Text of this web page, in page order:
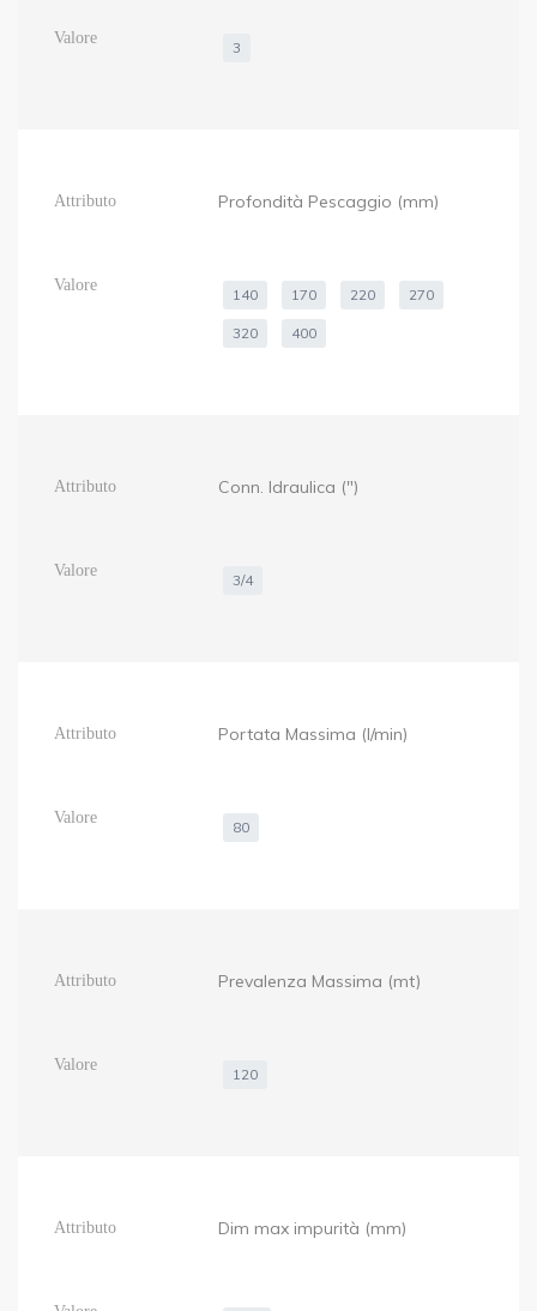
3
Profondità Pescaggio (mm)
140 170 220 270
320 400
Conn. Idraulica (")
3/4
Portata Massima (l/min)
80
Prevalenza Massima (mt)
120
Dim max impurità (mm)